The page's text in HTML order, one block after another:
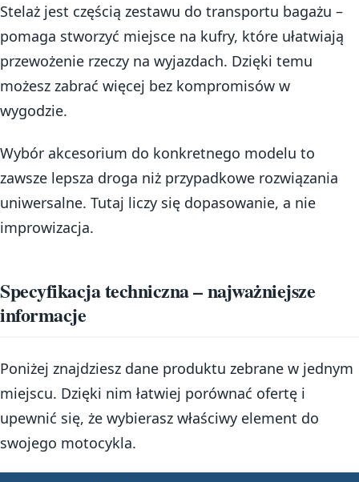
Stelaż jest częścią zestawu do transportu bagażu –
pomaga stworzyć miejsce na kufry, które ułatwiają
przewożenie rzeczy na wyjazdach. Dzięki temu
możesz zabrać więcej bez kompromisów w
wygodzie.
Wybór akcesorium do konkretnego modelu to
zawsze lepsza droga niż przypadkowe rozwiązania
uniwersalne. Tutaj liczy się dopasowanie, a nie
improwizacja.
Specyfikacja techniczna – najważniejsze
informacje
Poniżej znajdziesz dane produktu zebrane w jednym
miejscu. Dzięki nim łatwiej porównać ofertę i
upewnić się, że wybierasz właściwy element do
swojego motocykla.